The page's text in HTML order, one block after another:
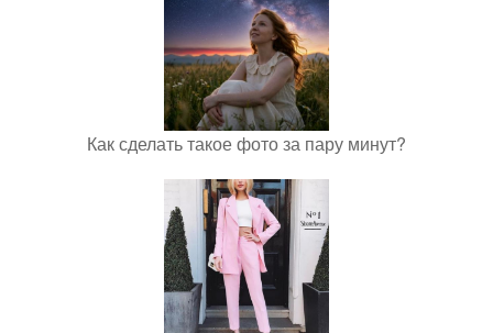
Как сделать такое фото за пару минут?